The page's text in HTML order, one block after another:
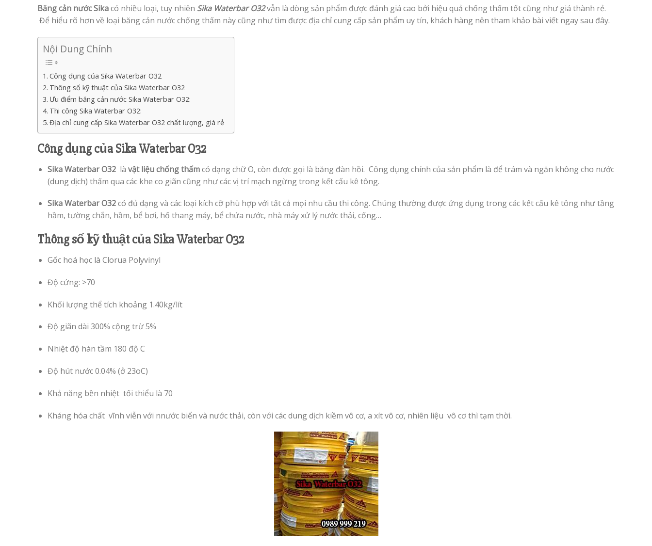
Băng cản nước Sikacó nhiều loại, tuy nhiên Sika Waterbar O32vẫn là dòng sản phẩm được đánh giá cao bởi hiệu quả chống thấm tốt cũng như giá thành rẻ.
Để hiểu rõ hơn về loại băng cản nước chống thấm này cũng như tìm được địa chỉ cung cấp sản phẩm uy tín, khách hàng nên tham khảo bài viết ngay sau đây.
Nội Dung Chính
Công dụng của Sika Waterbar O32
Thông số kỹ thuật của Sika Waterbar O32
Ưu điểm băng cản nước Sika Waterbar O32:
Thi công Sika Waterbar O32:
Địa chỉ cung cấp Sika Waterbar O32 chất lượng, giá rẻ
Công dụng của Sika Waterbar O32
Sika Waterbar O32là vật liệu chống thấmcó dạng chữ O, còn được gọi là băng đàn hồi. Công dụng chính của sản phẩm là để trám và ngăn không cho nước
(dung dịch) thấm qua các khe co giãn cũng như các vị trí mạch ngừng trong kết cấu kê tông.
Sika Waterbar O32có đủ dạng và các loại kích cỡ phù hợp với tất cả mọi nhu cầu thi công. Chúng thường được ứng dụng trong các kết cấu kê tông như tầng
hầm, tường chắn, hầm, bể bơi, hố thang máy, bể chứa nước, nhà máy xử lý nước thải, cống…
Thông số kỹ thuật của Sika Waterbar O32
Gốc hoá học là Clorua Polyvinyl
Độ cứng: >70
Khối lượng thể tích khoảng 1.40kg/lít
Độ giãn dài 300% cộng trừ 5%
Nhiệt độ hàn tầm 180 độ C
Độ hút nước 0.04% (ở 23oC)
Khả năng bền nhiệt tối thiểu là 70
Kháng hóa chất vĩnh viễn với nnước biển và nước thải, còn với các dung dịch kiềm vô cơ, a xít vô cơ, nhiên liệu vô cơ thì tạm thời.